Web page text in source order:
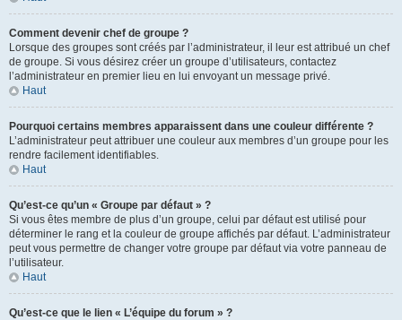
Comment devenir chef de groupe ?
Lorsque des groupes sont créés par l’administrateur, il leur est attribué un chef
de groupe. Si vous désirez créer un groupe d’utilisateurs, contactez
l’administrateur en premier lieu en lui envoyant un message privé.
Haut
Pourquoi certains membres apparaissent dans une couleur différente ?
L’administrateur peut attribuer une couleur aux membres d’un groupe pour les
rendre facilement identifiables.
Haut
Qu’est-ce qu’un « Groupe par défaut » ?
Si vous êtes membre de plus d’un groupe, celui par défaut est utilisé pour
déterminer le rang et la couleur de groupe affichés par défaut. L’administrateur
peut vous permettre de changer votre groupe par défaut via votre panneau de
l’utilisateur.
Haut
Qu’est-ce que le lien « L’équipe du forum » ?